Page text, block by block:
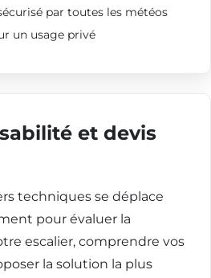
par toutes les météos
un usage privé
et devis
techniques se déplace
pour évaluer la
escalier, comprendre vos
la solution la plus